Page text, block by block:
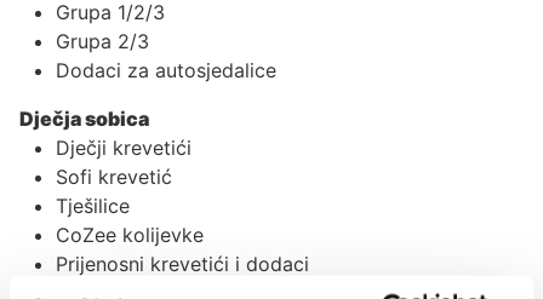
Grupa 1/2/3
Grupa 2/3
Dodaci za autosjedalice
Dječja sobica
Dječji krevetići
Sofi krevetić
Tješilice
CoZee kolijevke
Prijenosni krevetići i dodaci
Gnijezdo za bebe